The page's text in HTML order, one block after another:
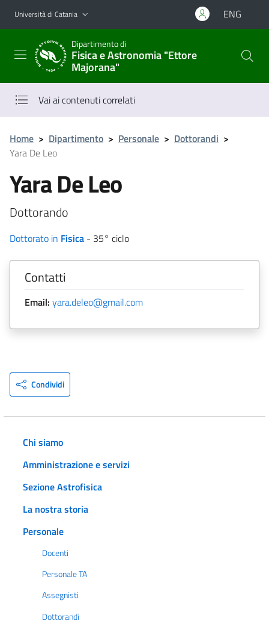
Vai al contenuto principale
Vai al menu di navigazione
Università di Catania ENG
Dipartimento di
Fisica e Astronomia "Ettore
Majorana"
Vai ai contenuti correlati
Home > Dipartimento > Personale > Dottorandi >
Yara De Leo
Yara De Leo
Dottorando
Dottorato in Fisica - 35° ciclo
Contatti
Email: yara.deleo@gmail.com
Condividi
Chi siamo
Amministrazione e servizi
Sezione Astrofisica
La nostra storia
Personale
Docenti
Personale TA
Assegnisti
Dottorandi